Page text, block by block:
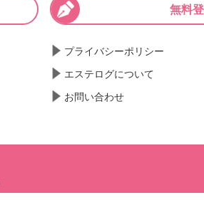
無料
プライバシーポリシー
エステログについて
お問い合わせ